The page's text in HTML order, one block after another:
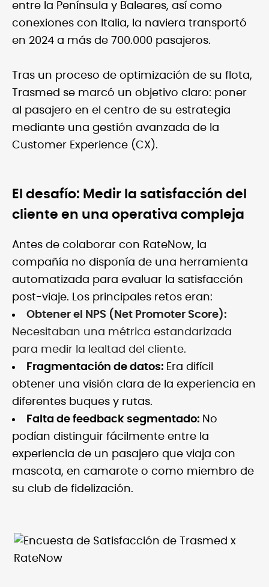
entre la Península y Baleares, así como
conexiones con Italia, la naviera transportó
en 2024 a más de 700.000 pasajeros.
Tras un proceso de optimización de su flota,
Trasmed se marcó un objetivo claro: poner
al pasajero en el centro de su estrategia
mediante una gestión avanzada de la
Customer Experience (CX).
El desafío: Medir la satisfacción del
cliente en una operativa compleja
Antes de colaborar con RateNow, la
compañía no disponía de una herramienta
automatizada para evaluar la satisfacción
post-viaje. Los principales retos eran:
Obtener el NPS (Net Promoter Score):
Necesitaban una métrica estandarizada
para medir la lealtad del cliente.
Fragmentación de datos: Era difícil
obtener una visión clara de la experiencia en
diferentes buques y rutas.
Falta de feedback segmentado: No
podían distinguir fácilmente entre la
experiencia de un pasajero que viaja con
mascota, en camarote o como miembro de
su club de fidelización.